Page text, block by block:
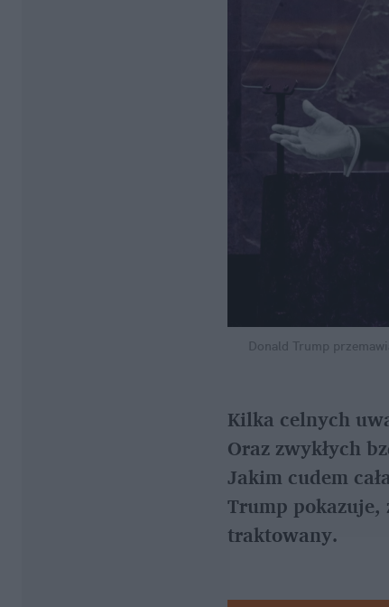
Donald Trump
Kilka celnych
Oraz zwykłych
Jakim cudem
Trump pokazuje,
traktowany.